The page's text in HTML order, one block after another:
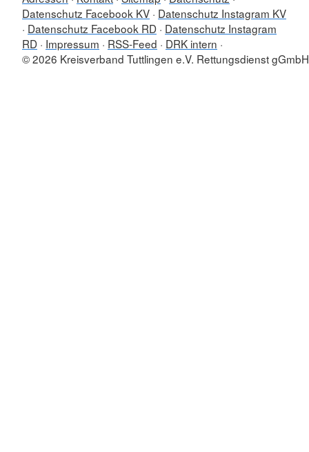
Datenschutz Facebook KV Datenschutz Instagram KV
Datenschutz Facebook RD Datenschutz Instagram
RD Impressum RSS-Feed
DRK intern
© 2026 Kreisverband Tuttlingen e.V. Rettungsdienst gGmbH